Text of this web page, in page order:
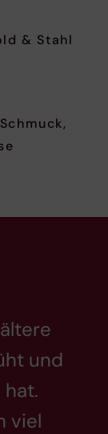
& Stahl
und
viel